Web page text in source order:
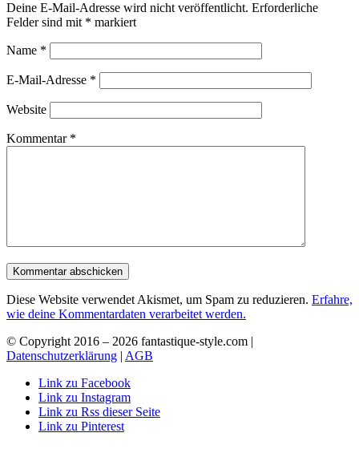
Deine E-Mail-Adresse wird nicht veröffentlicht. Erforderliche
Felder sind mit * markiert
Name *
E-Mail-Adresse *
Website
Kommentar *
Diese Website verwendet Akismet, um Spam zu reduzieren. Erfahre,
wie deine Kommentardaten verarbeitet werden.
© Copyright 2016 – 2026 fantastique-style.com |
Datenschutzerklärung | AGB
Link zu Facebook
Link zu Instagram
Link zu Rss dieser Seite
Link zu Pinterest